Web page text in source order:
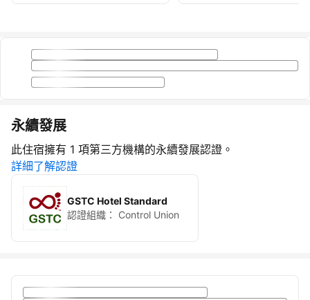
永續發展
此住宿擁有 1 項第三方機構的永續發展認證。
詳細了解認證
GSTC Hotel Standard
認證組織：
Control Union